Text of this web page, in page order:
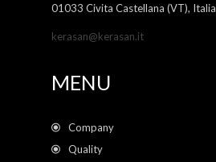
01033 Civita Castellana (VT), Italia
kerasan@kerasan.it
MENU
Company
Quality